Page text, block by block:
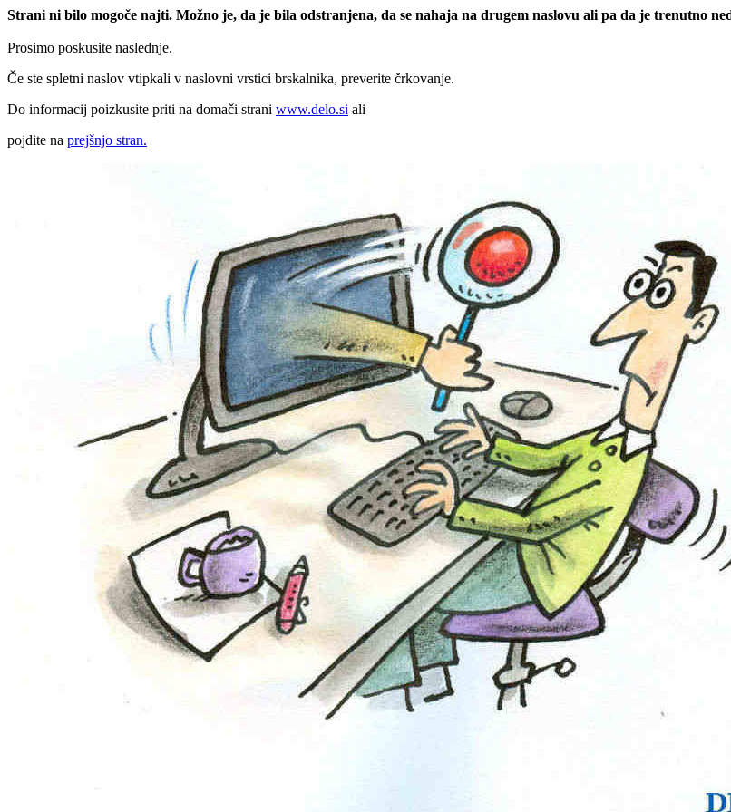
Strani ni bilo mogoče najti. Možno je, da je bila odstranjena, da se nahaja na drugem naslovu ali pa da je trenutno
Prosimo poskusite naslednje.
Če ste spletni naslov vtipkali v naslovni vrstici brskalnika, preverite črkovanje.
Do informacij poizkusite priti na domači strani www.delo.si ali
pojdite na prejšnjo stran.